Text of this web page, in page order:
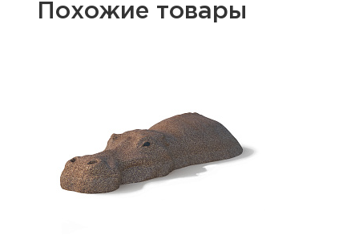
Похожие товары